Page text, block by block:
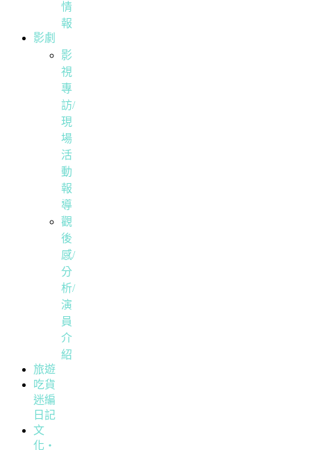
情
報
影劇
影
視
專
訪/
現
場
活
動
報
導
觀
後
感/
分
析/
演
員
介
紹
旅遊
吃貨
迷編
日記
文
化・